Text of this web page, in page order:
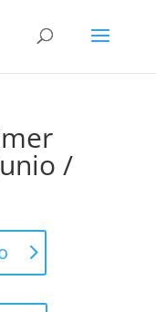
/